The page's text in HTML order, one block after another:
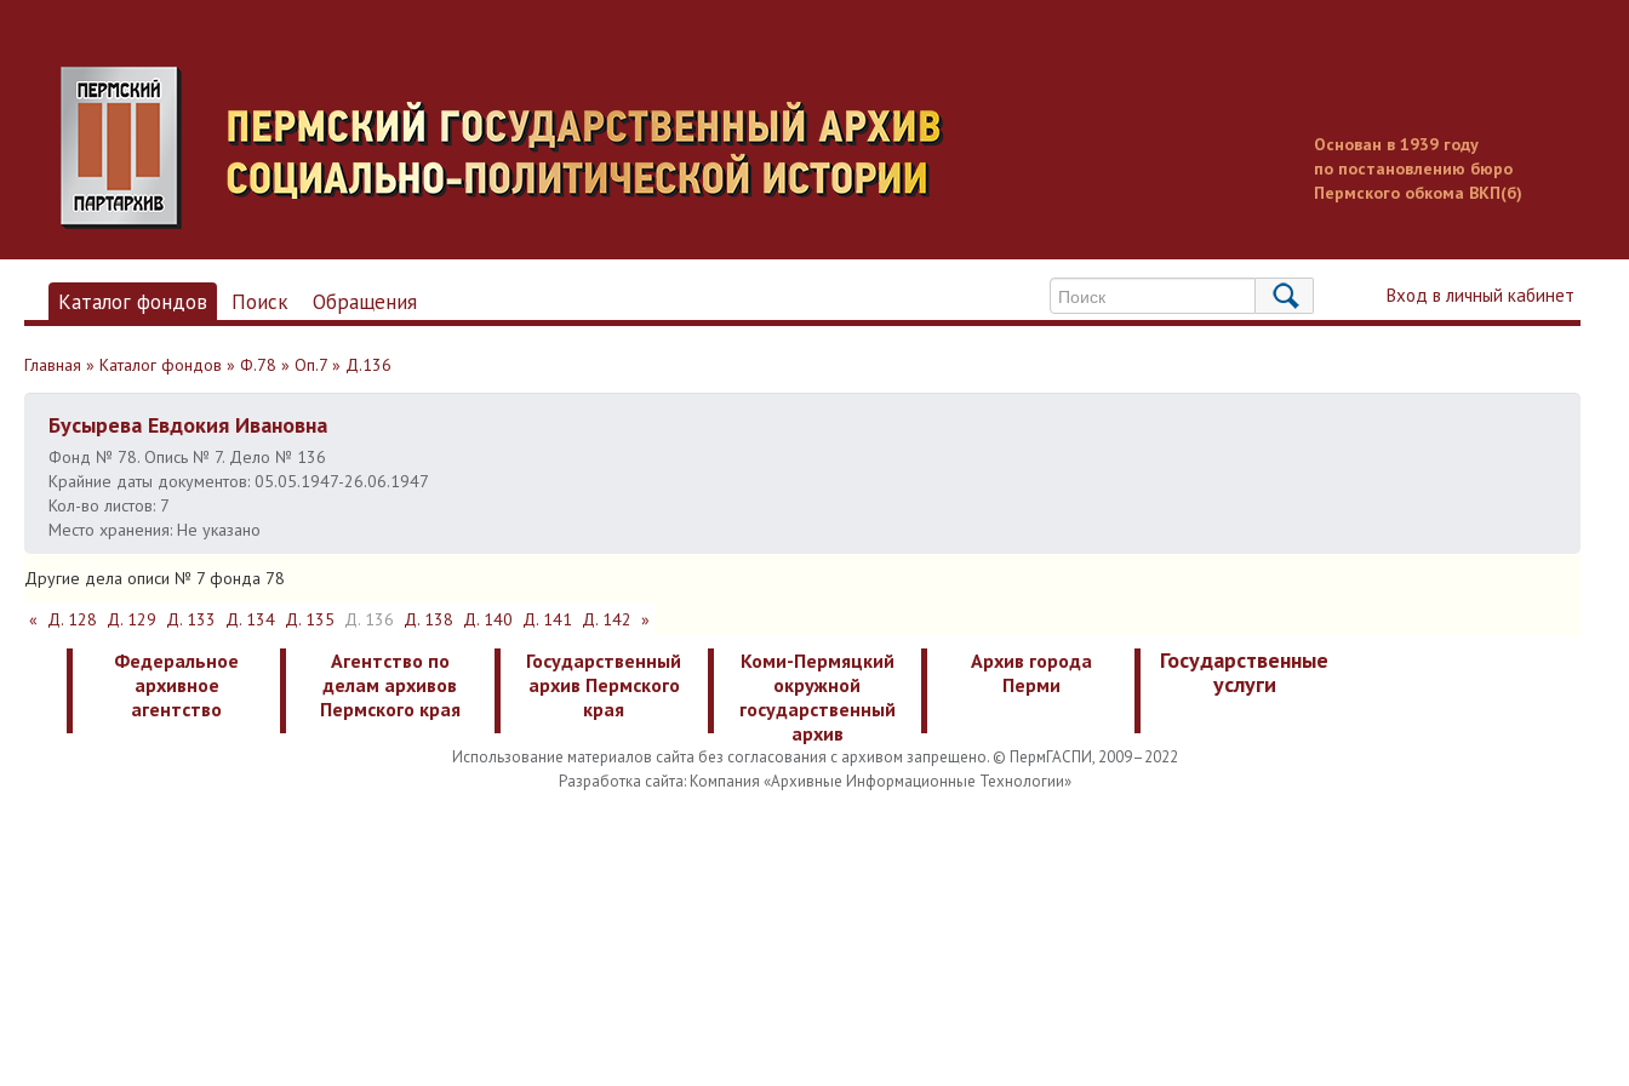
Основан в 1939 году
по постановлению бюро
Пермского обкома ВКП(б)
Вход в личный кабинет
Каталог фондов Поиск Обращения
Главная » Каталог фондов » Ф.78 » Оп.7 » Д.136
Бусырева Евдокия Ивановна
Фонд № 78. Опись № 7. Дело № 136
Крайние даты документов: 05.05.1947-26.06.1947
Кол-во листов: 7
Место хранения: Не указано
Другие дела описи № 7 фонда 78
« Д. 128 Д. 129 Д. 133 Д. 134 Д. 135 Д. 136 Д. 138 Д. 140 Д. 141 Д. 142 »
Федеральное
архивное
агентство
Агентство по
делам архивов
Пермского края
Государственный
архив Пермского
края
Коми-Пермяцкий
окружной
государственный
архив
Архив города
Перми
Государственные
услуги
Использование материалов сайта без согласования с архивом запрещено. © ПермГАСПИ, 2009–2022
Разработка сайта: Компания «Архивные Информационные Технологии»